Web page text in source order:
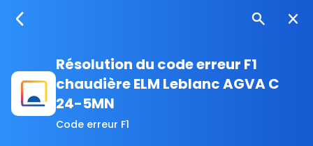
Résolution du code erreur F1
chaudière ELM Leblanc AGVA C
24-5MN
Code erreur F1